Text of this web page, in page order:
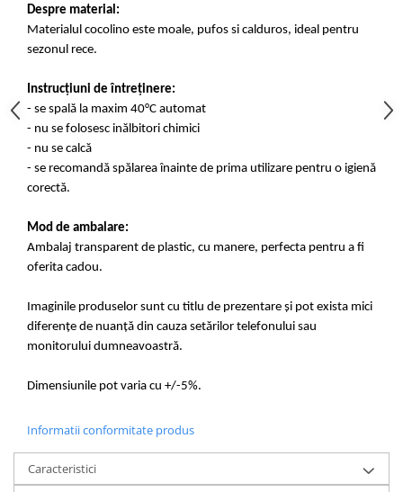
Despre material:
Materialul cocolino este moale, pufos si calduros, ideal pentru
sezonul rece.
Instrucțiuni de întreținere:
- se spală la maxim 40°C automat
- nu se folosesc inălbitori chimici
- nu se calcă
- se recomandă spălarea înainte de prima utilizare pentru o igienă
corectă.
Mod de ambalare:
Ambalaj transparent de plastic, cu manere, perfecta pentru a fi
oferita cadou.
Imaginile produselor sunt cu titlu de prezentare și pot exista mici
diferențe de nuanță din cauza setărilor telefonului sau
monitorului dumneavoastră.
Dimensiunile pot varia cu +/-5%.
Informatii conformitate produs
Caracteristici